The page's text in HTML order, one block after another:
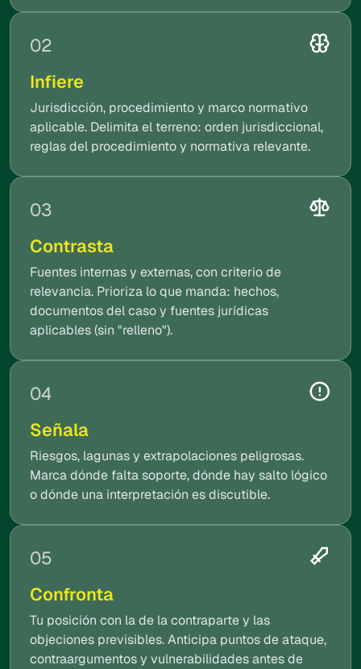
02
Infiere
Jurisdicción, procedimiento y marco normativo
aplicable. Delimita el terreno: orden jurisdiccional,
reglas del procedimiento y normativa relevante.
03
Contrasta
Fuentes internas y externas, con criterio de
relevancia. Prioriza lo que manda: hechos,
documentos del caso y fuentes jurídicas
aplicables (sin "relleno").
04
Señala
Riesgos, lagunas y extrapolaciones peligrosas.
Marca dónde falta soporte, dónde hay salto lógico
o dónde una interpretación es discutible.
05
Confronta
Tu posición con la de la contraparte y las
objeciones previsibles. Anticipa puntos de ataque,
contraargumentos y vulnerabilidades antes de